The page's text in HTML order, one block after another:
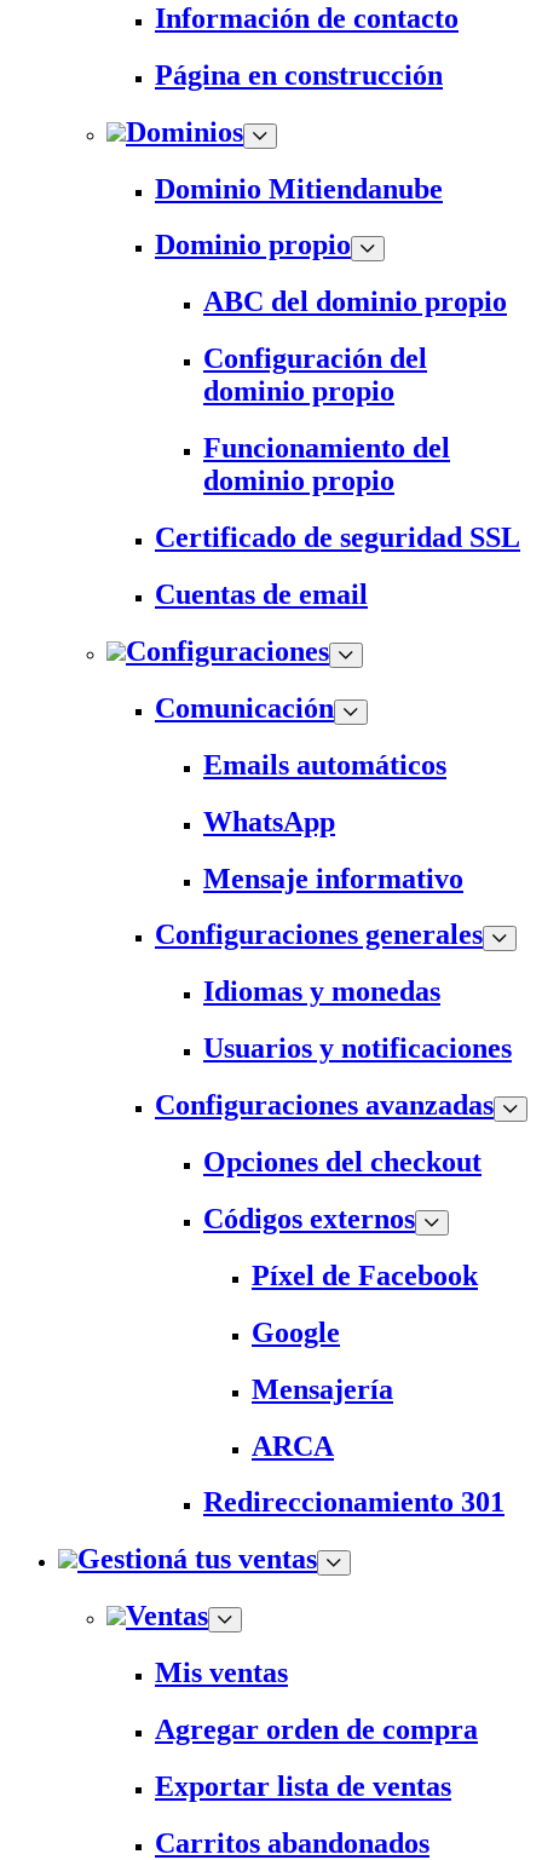
Información de contacto
Página en construcción
Dominios
Dominio Mitiendanube
Dominio propio
ABC del dominio propio
Configuración del
dominio propio
Funcionamiento del
dominio propio
Certificado de seguridad SSL
Cuentas de email
Configuraciones
Comunicación
Emails automáticos
WhatsApp
Mensaje informativo
Configuraciones generales
Idiomas y monedas
Usuarios y notificaciones
Configuraciones avanzadas
Opciones del checkout
Códigos externos
Píxel de Facebook
Google
Mensajería
ARCA
Redireccionamiento 301
Gestioná tus ventas
Ventas
Mis ventas
Agregar orden de compra
Exportar lista de ventas
Carritos abandonados